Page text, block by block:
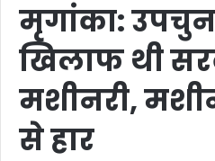
मृगांका:
खिलाफ थी
मशीनरी,
से हार